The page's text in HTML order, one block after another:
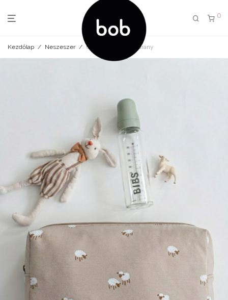
0
Kezdőlap / Neszeszer / Utazó neszeszer bárány